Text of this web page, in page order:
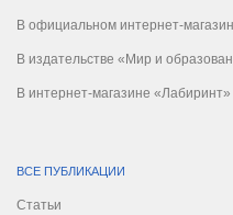
В официальном интернет-
В издательстве «Мир и
В интернет-магазине «Лабиринт»
ВСЕ ПУБЛИКАЦИИ
Статьи